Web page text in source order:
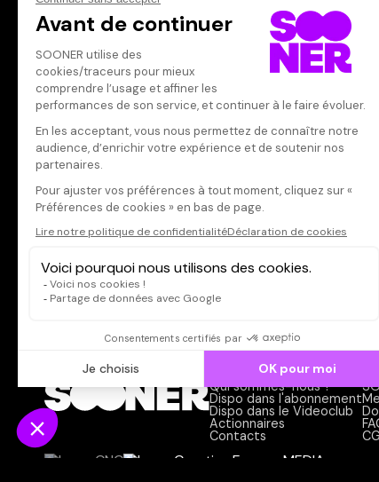
Réalisateur·rice
Scénariste
Qui sommes-nous ?
Dispo dans l'abonnement
Dispo dans le Videoclub
Actionnaires
Contacts